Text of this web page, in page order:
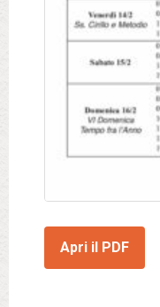
Apri il PDF